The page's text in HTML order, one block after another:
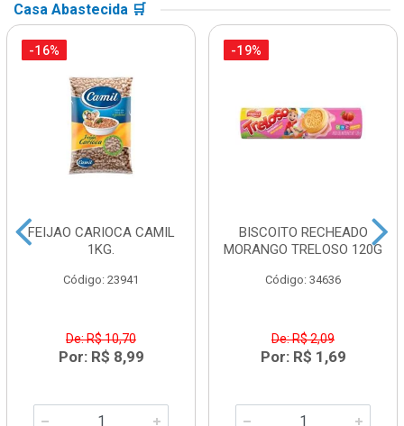
Casa Abastecida 🛒
-16%
FEIJAO CARIOCA CAMIL
1KG.
Código: 23941
De: R$ 10,70
Por: R$ 8,99
-19%
BISCOITO RECHEADO
MORANGO TRELOSO 120G
Código: 34636
De: R$ 2,09
Por: R$ 1,69